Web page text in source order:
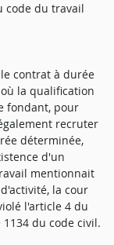
code du travail
le contrat à durée
la qualification
fondant, pour
recruter
déterminée,
d'un
mentionnait
la cour
l'article 4 du
du code civil.